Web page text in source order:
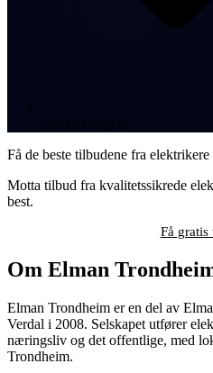
Få de beste tilbudene fra
Motta tilbud fra kvalitetssikrede
best.
Få gratis
Om Elman
Elman Trondheim er en del av
Verdal i 2008. Selskapet utfører
næringsliv og det offentlige, med
Trondheim.